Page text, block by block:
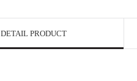
DETAIL PRODUCT